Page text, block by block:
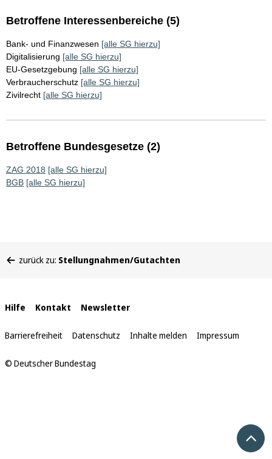
Betroffene Interessenbereiche (5)
Bank- und Finanzwesen [alle SG hierzu]
Digitalisierung [alle SG hierzu]
EU-Gesetzgebung [alle SG hierzu]
Verbraucherschutz [alle SG hierzu]
Zivilrecht [alle SG hierzu]
Betroffene Bundesgesetze (2)
ZAG 2018 [alle SG hierzu]
BGB [alle SG hierzu]
befinden
zurück zu: Stellungnahmen/Gutachten
Interne
Links
Hilfe Kontakt Newsletter
Barrierefreiheit Datenschutz Inhalte melden Impressum
© Deutscher Bundestag